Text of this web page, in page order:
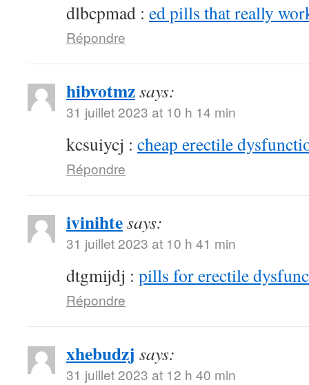
dlbcpmad : ed pills that really
Répondre
hibvotmzsays:
31 juillet 2023 at 10 h 14 min
kcsuiycj : cheap erectile
Répondre
ivinihtesays:
31 juillet 2023 at 10 h 41 min
dtgmijdj : pills for erectile
Répondre
xhebudzj says:
31 juillet 2023 at 12 h 40 min